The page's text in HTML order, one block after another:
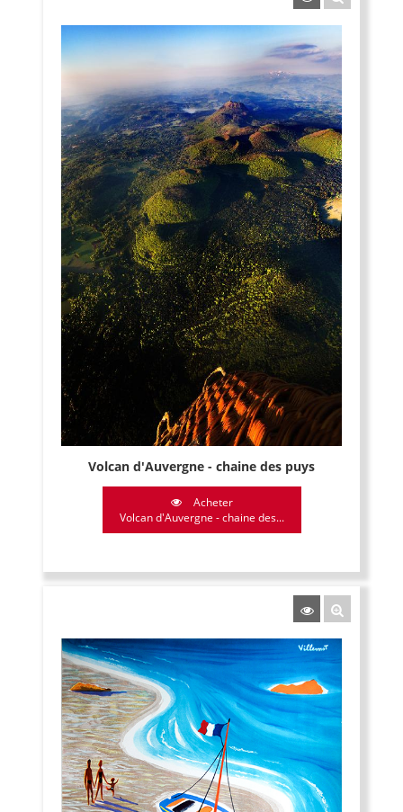
Volcan d'Auvergne - chaine des puys
Acheter
Volcan d'Auvergne - chaine des...